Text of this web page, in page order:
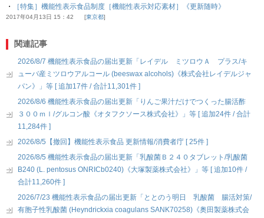
・
［特集］機能性表示食品制度［機能性表示対応素材］《更新随時》
2017年04月13日 15：42 東京都
関連記事
2026/8/7 機能性表示食品の届出更新「レイデル ミツロウＡ プラス/キ
ューバ産ミツロウアルコール (beeswax alcohols)《株式会社レイデルジャ
パン》」等 [ 追加17件 / 合計11,301件 ]
2026/8/6 機能性表示食品の届出更新「りんご果汁だけでつくった腸活酢
３００ｍｌ/グルコン酸《オタフクソース株式会社》」等 [ 追加24件 / 合計
11,284件 ]
2026/8/5【撤回】機能性表示食品 更新情報/消費者庁 [ 25件 ]
2026/8/5 機能性表示食品の届出更新「乳酸菌Ｂ２４０タブレット/乳酸菌
B240 (L. pentosus ONRICb0240)《大塚製薬株式会社》」等 [ 追加10件 /
合計11,260件 ]
2026/7/23 機能性表示食品の届出更新「ととのう明日 乳酸菌 腸活対策/
有胞子性乳酸菌 (Heyndrickxia coagulans SANK70258)《奥田製薬株式会